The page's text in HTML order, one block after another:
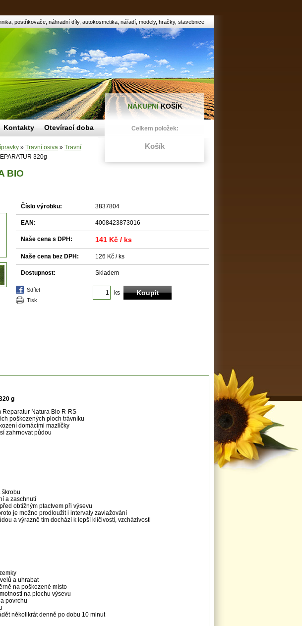
postřikovače, náhradní díly, autokosmetika, nářadí, modely, hračky, stavebnice
» Travní osiva » Travní
320g
BIO
Číslo výrobku: 3837804
EAN: 4008423873016
Naše cena s DPH: 141 Kč / ks
Naše cena bez DPH: 126 Kč / ks
Dostupnost: Skladem
sdílet
tisk
ks
g
Natura Bio R-RS
poškozených ploch trávníku
domácími mazlíčky
zahrnovat půdou
škrobu
a zaschnutí
obtížným ptactvem při výsevu
je možno prodloužit i intervaly zavlažování
a výrazně tím dochází k lepší klíčivosti, vzcházivosti
a uhrabat
na poškozené místo
na plochu výsevu
povrchu
několikrát denně po dobu 10 minut
NÁKUPNÍKOŠÍK
Celkem položek:
Košík
Kontakty Otevírací doba